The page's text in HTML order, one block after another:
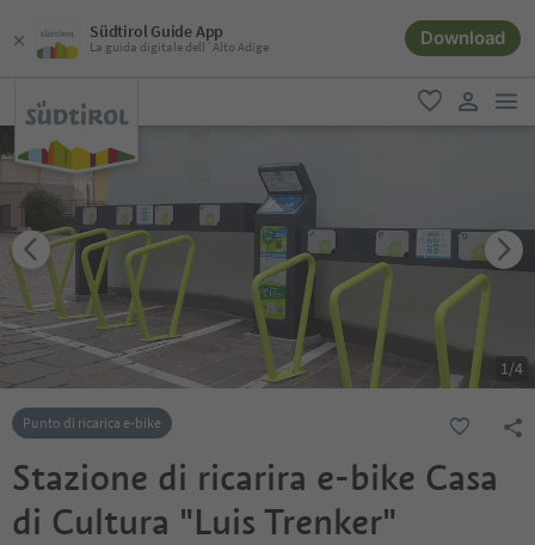
Südtirol Guide App
La guida digitale dell´Alto Adige Download
favoriti
user link
1/4
Punto di ricarica e-bike
Stazione di ricarira e-bike Casa
di Cultura "Luis Trenker"